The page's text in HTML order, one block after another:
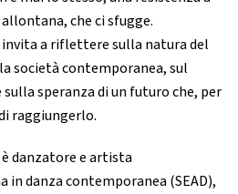
che ci sfugge.
invita a riflettere sulla natura del
società contemporanea, sul
speranza di un futuro che, per
raggiungerlo.
danzatore e artista
danza contemporanea (SEAD),